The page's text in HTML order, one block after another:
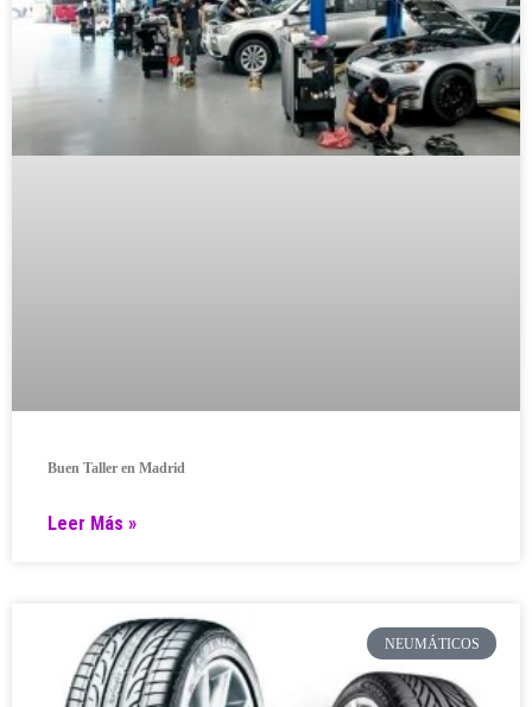
Buen Taller en Madrid
Leer Más »
NEUMÁTICOS